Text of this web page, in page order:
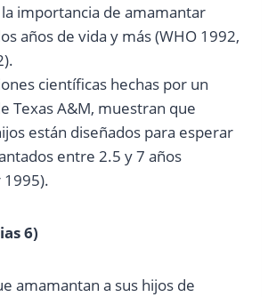
importancia de amamantar
años de vida y más (WHO 1992,
científicas hechas por un
Texas A&M, muestran que
están diseñados para esperar
entre 2.5 y 7 años
6)
amamantan a sus hijos de